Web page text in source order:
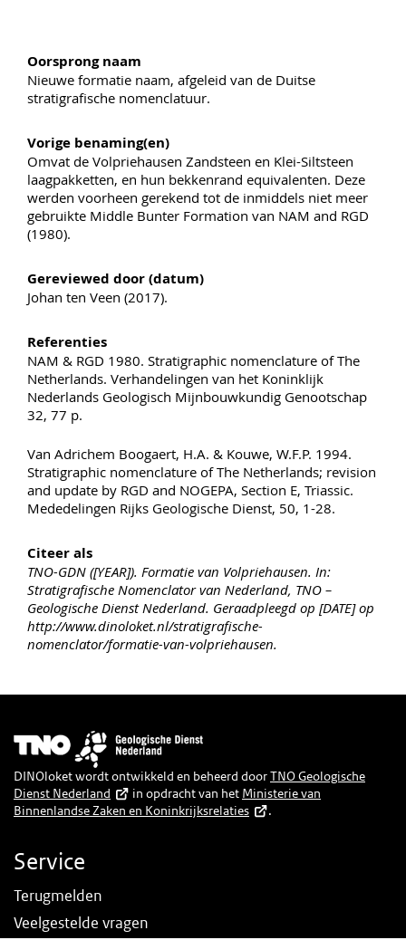
Oorsprong naam
Nieuwe formatie naam, afgeleid van de Duitse
stratigrafische nomenclatuur.
Vorige benaming(en)
Omvat de Volpriehausen Zandsteen en Klei-Siltsteen
laagpakketten, en hun bekkenrand equivalenten. Deze
werden voorheen gerekend tot de inmiddels niet meer
gebruikte Middle Bunter Formation van NAM and RGD
(1980).
Gereviewed door (datum)
Johan ten Veen (2017).
Referenties
NAM & RGD 1980. Stratigraphic nomenclature of The
Netherlands. Verhandelingen van het Koninklijk
Nederlands Geologisch Mijnbouwkundig Genootschap
32, 77 p.
Van Adrichem Boogaert, H.A. & Kouwe, W.F.P. 1994.
Stratigraphic nomenclature of The Netherlands; revision
and update by RGD and NOGEPA, Section E, Triassic.
Mededelingen Rijks Geologische Dienst, 50, 1-28.
Citeer als
TNO-GDN ([YEAR]). Formatie van Volpriehausen. In:
Stratigrafische Nomenclator van Nederland, TNO –
Geologische Dienst Nederland. Geraadpleegd op [DATE] op
http://www.dinoloket.nl/stratigrafische-
nomenclator/formatie-van-volpriehausen.
Afbeelding
DINOloket wordt ontwikkeld en beheerd doorTNO Geologische
Dienst Nederland
in opdracht van het Ministerie van
Binnenlandse Zaken en Koninkrijksrelaties
.
Service
Terugmelden
Veelgestelde vragen